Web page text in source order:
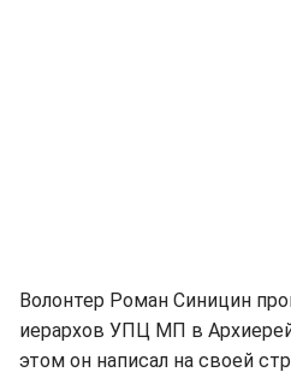
Волонтер Роман Синицин
иерархов УПЦ МП в
этом он написал на своей